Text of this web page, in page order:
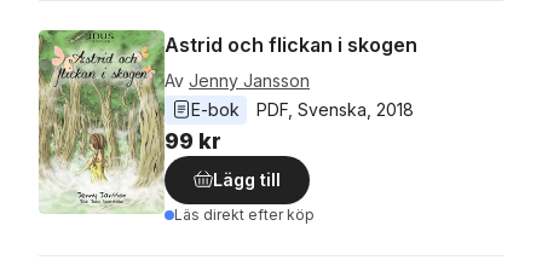
Astrid och flickan i skogen
Av Jenny Jansson
E-bok
PDF Svenska 2018
99 kr
Lägg till
Läs direkt efter köp